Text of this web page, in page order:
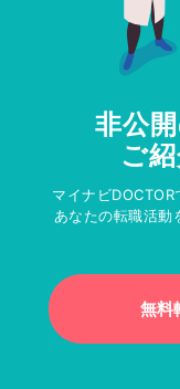
非公
ご
マイナビ
あなたの転職活動
無料